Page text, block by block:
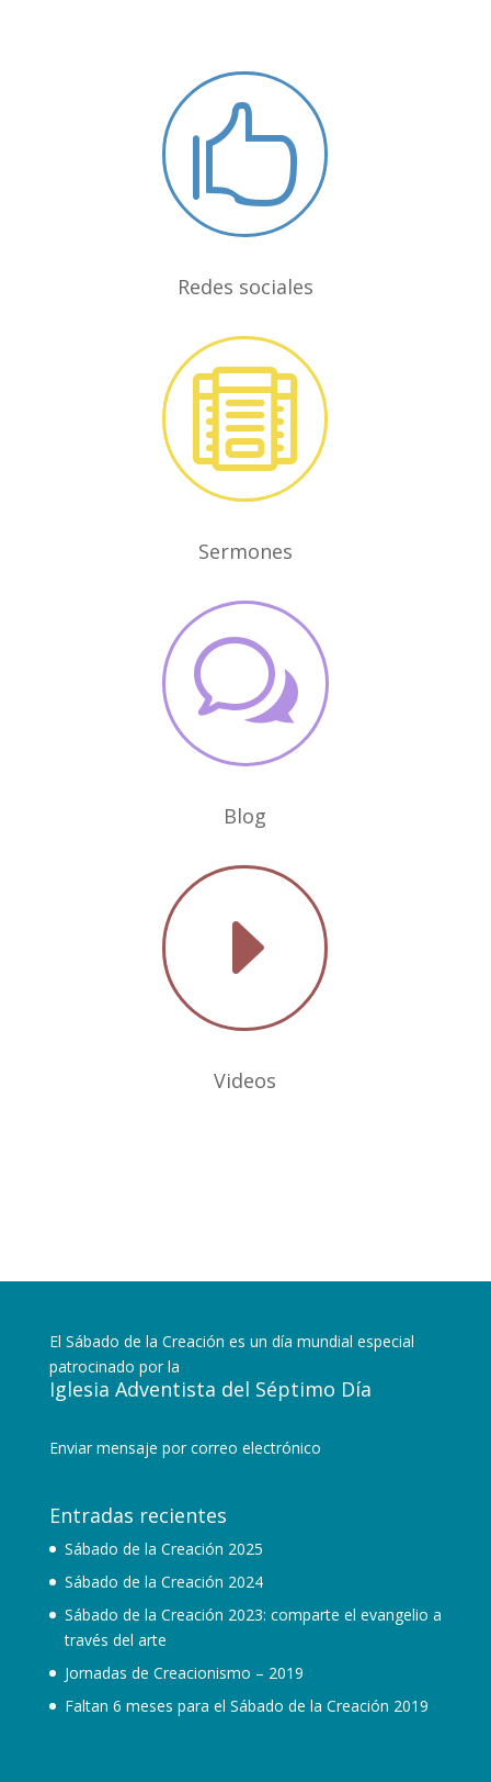

Redes sociales

Sermones
w
Blog
E
Videos
El Sábado de la Creación es un día mundial especial
patrocinado por la
Iglesia Adventista del Séptimo Día
Enviar mensaje por correo electrónico
Entradas recientes
Sábado de la Creación 2025
Sábado de la Creación 2024
Sábado de la Creación 2023: comparte el evangelio a
través del arte
Jornadas de Creacionismo – 2019
Faltan 6 meses para el Sábado de la Creación 2019